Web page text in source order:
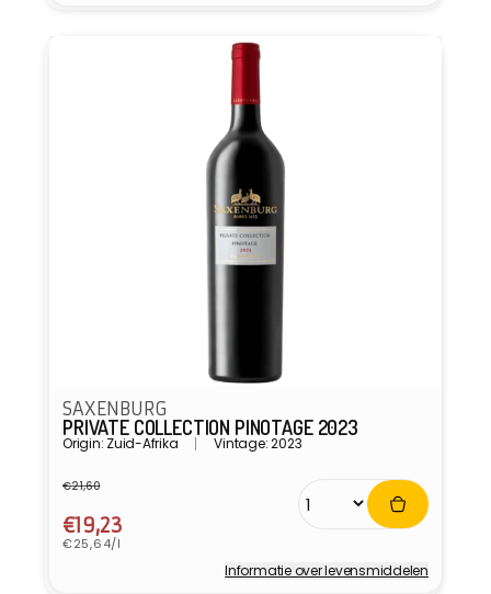
SAXENBURG
PRIVATE COLLECTION PINOTAGE 2023
Origin: Zuid-Afrika Vintage: 2023
Normale
prijs
€21,60
Aanbiedingsprijs
€19,23
Eenheidsprijs
€25,64/l
Informatie over levensmiddelen